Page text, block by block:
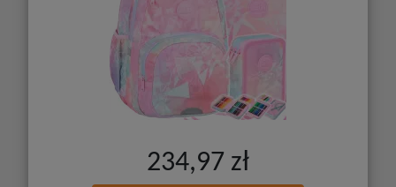
234,97 zł